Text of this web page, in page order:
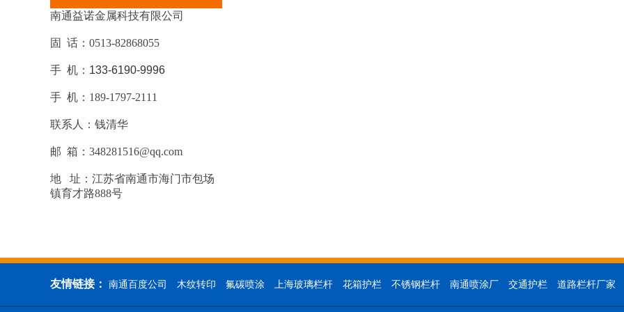
南通益诺金属科技有限公司
固 话：0513-82868055
手 机： 133-6190-9996
手 机：189-1797-2111
联系人：钱清华
邮 箱：348281516@qq.com
地 址：江苏省南通市海门市包场
镇育才路888号
友情链接： 南通百度公司 木纹转印 氟碳喷涂 上海玻璃栏杆 花箱护栏 不锈钢栏杆 南通喷涂厂 交通护栏 道路栏杆厂家